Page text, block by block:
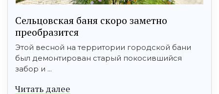
Сельцовская баня скоро заметно
преобразится
Этой весной на территории городской бани
был демонтирован старый покосившийся
забор и ...
Читать далее